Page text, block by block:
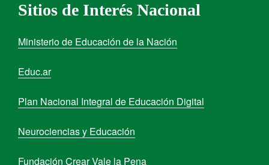
Sitios de Interés Nacional
Ministerio de Educación de la Nación
Educ.ar
Plan Nacional Integral de Educación Digital
Neurociencias y Educación
Fundación Crear Vale la Pena